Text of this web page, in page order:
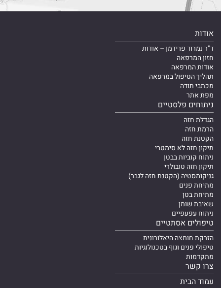
אודות
ד"ר נמרוד פרידמן – אודות
חזון המרפאה
אודות המרפאה
תהליך הטיפול במרפאה
מכתבי תודה
מפת אתר
ניתוחים פלסטיים
הגדלת חזה
הרמת חזה
הקטנת חזה
תיקון חזה לא סימטרי
ניתוח קוביות בבטן
תיקון חזה טובולרי
גניקומסטיה (הקטנת חזה לגבר)
מתיחת פנים
מתיחת בטן
שאיבת שומן
ניתוח עפעפיים
טיפולים אסתטיים
הזרקת חומצה היאלורונית
טיפולי פנים וגוף בטכנולוגיות
מתקדמות
צרו קשר
עמוד הבית